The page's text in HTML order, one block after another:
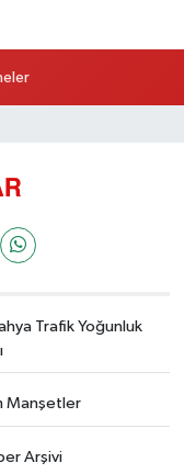
Trafik Yoğunluk
Manşetler
Arşivi